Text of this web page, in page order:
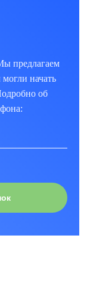
предлагаем
начать
об
звонок